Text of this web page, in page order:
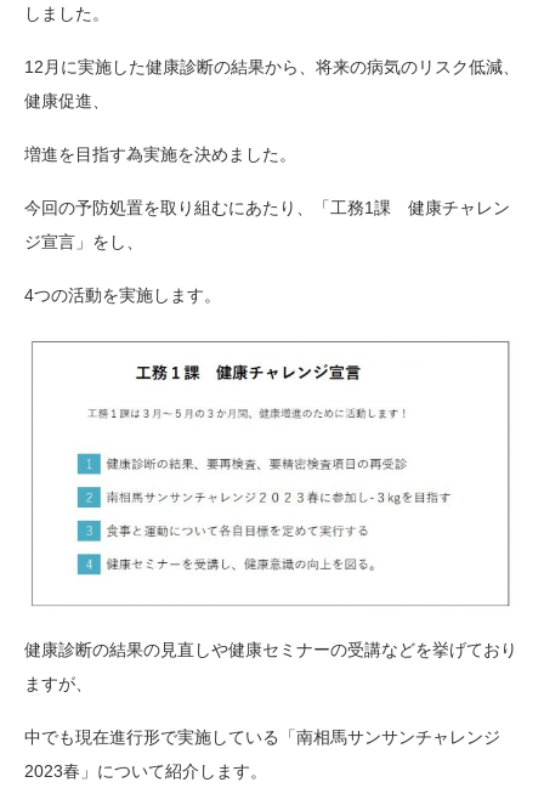
しました。
12月に実施した健康診断の結果から、将来の病気のリスク低減、
健康促進、
増進を目指す為実施を決めました。
今回の予防処置を取り組むにあたり、「工務1課 健康チャレン
ジ宣言」をし、
4つの活動を実施します。
健康診断の結果の見直しや健康セミナーの受講などを挙げており
ますが、
中でも現在進行形で実施している「南相馬サンサンチャレンジ
2023春」について紹介します。